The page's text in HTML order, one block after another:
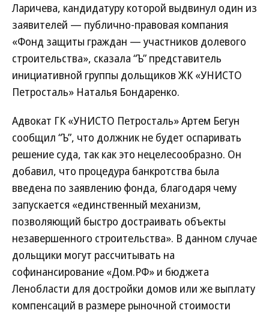
Ларичева, кандидатуру которой выдвинул один из
заявителей — публично-правовая компания
«Фонд защиты граждан — участников долевого
строительства», сказала “Ъ” представитель
инициативной группы дольщиков ЖК «УНИСТО
Петросталь» Наталья Бондаренко.
Адвокат ГК «УНИСТО Петросталь» Артем Бегун
сообщил “Ъ”, что должник не будет оспаривать
решение суда, так как это нецелесообразно. Он
добавил, что процедура банкротства была
введена по заявлению фонда, благодаря чему
запускается «единственный механизм,
позволяющий быстро достраивать объекты
незавершенного строительства». В данном случае
дольщики могут рассчитывать на
софинансирование «Дом.РФ» и бюджета
Ленобласти для достройки домов или же выплату
компенсаций в размере рыночной стоимости